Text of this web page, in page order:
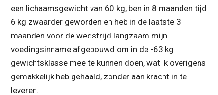
een lichaamsgewicht van 60 kg, ben in 8 maanden tijd
6 kg zwaarder geworden en heb in de laatste 3
maanden voor de wedstrijd langzaam mijn
voedingsinname afgebouwd om in de -63 kg
gewichtsklasse mee te kunnen doen, wat ik overigens
gemakkelijk heb gehaald, zonder aan kracht in te
leveren.